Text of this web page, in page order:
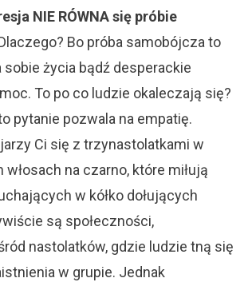
NIE RÓWNA się próbie
Bo próba samobójcza to
sobie życia bądź desperackie
To po co ludzie okaleczają się?
pytanie pozwala na empatię.
Ci się z trzynastolatkami w
na czarno, które miłują
w kółko dołujących
są społeczności,
nastolatków, gdzie ludzie tną się
w grupie. Jednak